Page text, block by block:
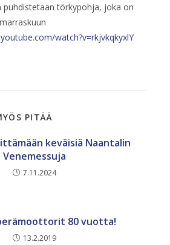
puhdistetaan törkypohja, joka on
watch?v=rkjvkqkyxlY
PITÄÄ
keväisiä Naantalin
Venemessuja
7.11.2024
80 vuotta!
13.2.2019